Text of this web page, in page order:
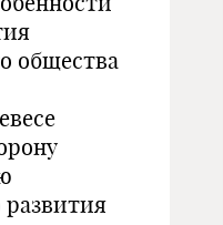
общества
развития